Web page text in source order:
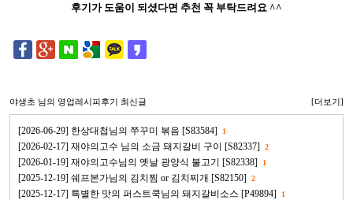
후기가 도움이 되셨다면 추천 꼭 부탁드려요 ^^
야생초 님의 영업레시피후기 최신글 [더보기]
[2026-06-29] 한상대첩님의 쭈꾸미 볶음 [S83584] 1
[2026-02-17] 재야의고수 님의 소금 돼지갈비 구이 [S82337] 2
[2026-01-19] 재야의고수님의 옛날 광양식 불고기 [S82338] 1
[2025-12-19] 쉐프본가님의 김치찜 or 김치찌개 [S82150] 2
[2025-12-17] 특별한 맛의 퍼스트쿡님의 돼지갈비소스 [P49894] 1